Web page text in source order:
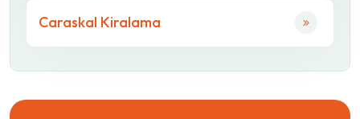
Caraskal Kiralama